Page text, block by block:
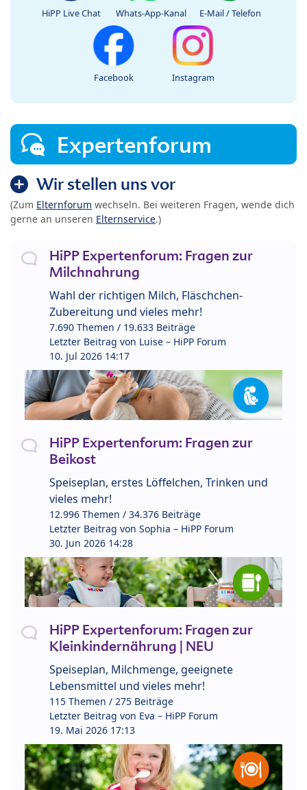
HiPP Live Chat Whats-App-Kanal E-Mail / Telefon
Facebook Instagram
Expertenforum
Wir stellen uns vor
(Zum Elternforum wechseln. Bei weiteren Fragen, wende dich
gerne an unseren Elternservice.)
HiPP Expertenforum: Fragen zur
Milchnahrung
Wahl der richtigen Milch, Fläschchen-
Zubereitung und vieles mehr!
7.690 Themen / 19.633 Beiträge
Letzter Beitrag von Luise – HiPP Forum
10. Jul 2026 14:17
HiPP Expertenforum: Fragen zur
Beikost
Speiseplan, erstes Löffelchen, Trinken und
vieles mehr!
12.996 Themen / 34.376 Beiträge
Letzter Beitrag von Sophia – HiPP Forum
30. Jun 2026 14:28
HiPP Expertenforum: Fragen zur
Kleinkindernährung | NEU
Speiseplan, Milchmenge, geeignete
Lebensmittel und vieles mehr!
115 Themen / 275 Beiträge
Letzter Beitrag von Eva – HiPP Forum
19. Mai 2026 17:13